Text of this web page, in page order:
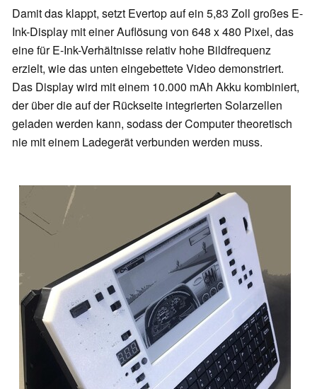
Damit das klappt, setzt Evertop auf ein 5,83 Zoll großes E-
Ink-Display mit einer Auflösung von 648 x 480 Pixel, das
eine für E-Ink-Verhältnisse relativ hohe Bildfrequenz
erzielt, wie das unten eingebettete Video demonstriert.
Das Display wird mit einem 10.000 mAh Akku kombiniert,
der über die auf der Rückseite integrierten Solarzellen
geladen werden kann, sodass der Computer theoretisch
nie mit einem Ladegerät verbunden werden muss.